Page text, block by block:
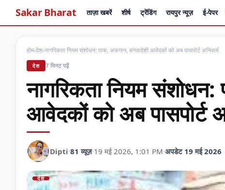
Sakar Bharat ताज़ा खबरें शीर्ष ट्रेंडिंग रायपुर न्यूज़ ई-पेपर
होम›देश›नागरिकता नियम संशोधन: पाक, अफगान, बांग्लादेशी आवेदकों को अब पासपोर्ट अनिवार्य
देश 7 मिनट पढ़ें
नागरिकता नियम
आवेदकों को अब पासपोर्ट
Dipti·81 व्यूज़·19 मई 2026, 1:01 PM·अपडेट 19 मई 2026
देश